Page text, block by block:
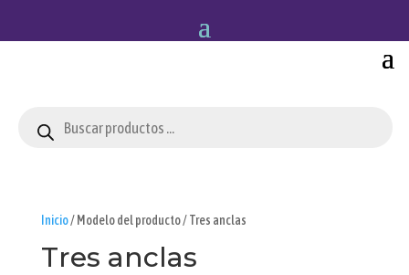
productos
Inicio/ Modelo del producto / Tres anclas
Tres anclas